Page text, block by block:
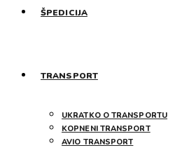
ŠPEDICIJA
TRANSPORT
UKRATKO O TRANSPORTU
KOPNENI TRANSPORT
AVIO TRANSPORT